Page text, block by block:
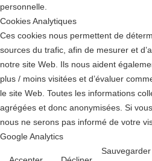
personnelle.
Cookies Analytiques
Ces cookies nous permettent de
sources du trafic, afin de mesurer et
notre site Web. Ils nous aident
plus / moins visitées et d’évaluer
le site Web. Toutes les informations
agrégées et donc anonymisées. Si
nous ne serons pas informé de votre
Google Analytics
Sauvegarder